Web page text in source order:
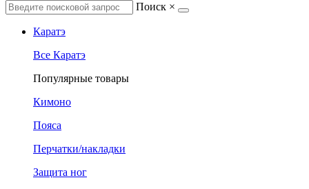
Поиск ×
Каратэ
Все Каратэ
Популярные товары
Кимоно
Пояса
Перчатки/накладки
Защита ног